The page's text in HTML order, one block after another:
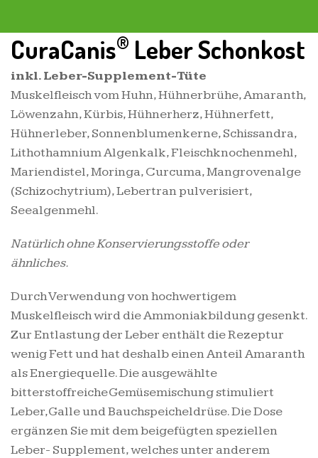
CuraCanis® Leber Schonkost
inkl. Leber-Supplement-Tüte
Muskelfleisch vom Huhn, Hühnerbrühe, Amaranth,
Löwenzahn, Kürbis, Hühnerherz, Hühnerfett,
Hühnerleber, Sonnenblumenkerne, Schissandra,
Lithothamnium Algenkalk, Fleischknochenmehl,
Mariendistel, Moringa, Curcuma, Mangrovenalge
(Schizochytrium), Lebertran pulverisiert,
Seealgenmehl.
Natürlich ohne Konservierungsstoffe oder
ähnliches.
Durch Verwendung von hochwertigem
Muskelfleisch wird die Ammoniakbildung gesenkt.
Zur Entlastung der Leber enthält die Rezeptur
wenig Fett und hat deshalb einen Anteil Amaranth
als Energiequelle. Die ausgewählte
bitterstoffreiche Gemüsemischung stimuliert
Leber, Galle und Bauchspeicheldrüse. Die Dose
ergänzen Sie mit dem beigefügten speziellen
Leber- Supplement, welches unter anderem